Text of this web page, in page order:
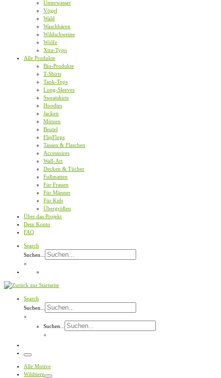
Unterwasser
Vögel
Wald
Waschbären
Wildschweine
Wölfe
Xtra-Typo
Alle Produkte
Bio-Produkte
T-Shirts
Tank-Tops
Long-Sleeves
Sweatshirts
Hoodies
Jacken
Mützen
Beutel
FlipFlops
Tassen & Flaschen
Accessoires
Wall-Art
Decken & Tücher
Fußmatten
Für Frauen
Für Männer
Für Kids
Übergrößen
Über das Projekt
Dein Konto
FAQ
Search
Suchen...
×
Search
Suchen...
×
Suchen...
×
Menü
Alle Motive
Wildtiere